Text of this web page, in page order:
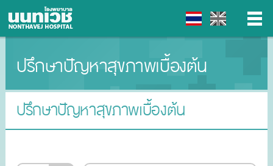
▼
ปรึกษาปัญหาสุขภาพเบื้องต้น
ปรึกษาปัญหาสุขภาพเบื้องต้น